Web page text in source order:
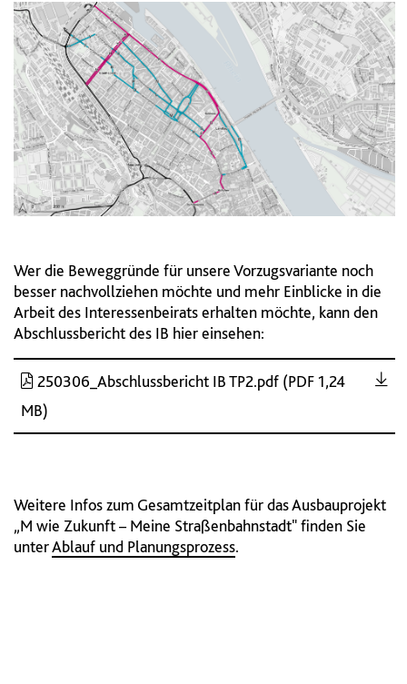
Wer die Beweggründe für unsere Vorzugsvariante noch
besser nachvollziehen möchte und mehr Einblicke in die
Arbeit des Interessenbeirats erhalten möchte, kann den
Abschlussbericht des IB hier einsehen:
250306_Abschlussbericht IB TP2.pdf (PDF 1,24
MB)
Weitere Infos zum Gesamtzeitplan für das Ausbauprojekt
„M wie Zukunft – Meine Straßenbahnstadt" finden Sie
unterAblauf und Planungsprozess.